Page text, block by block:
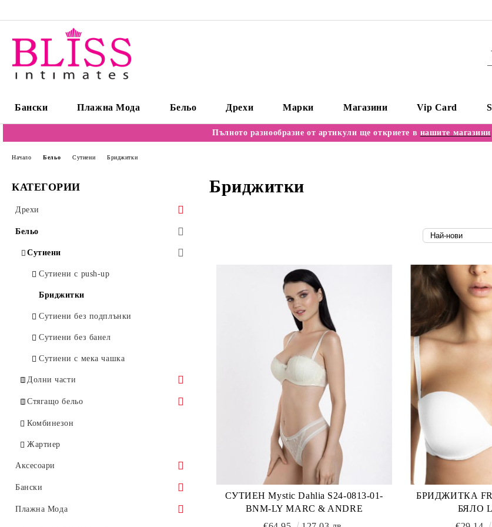
Бански Плажна Мода Бельо Дрехи Марки Магазини Vip Card
Пълното разнообразие от артикули ще откриете в нашите магазини
КАТЕГОРИИ
Дрехи
Пуловери
Блузи/Бодита
Поли
Панталони
Бельо
Сутиени
Сутиени с push-up
Бриджитки
Сутиени без подплънки
Сутиени без банел
Сутиени с мека чашка
Долни части
Бикини
Прашки
Бразилиани
Стягащо бельо
Стягащ колан
Комбинезон
Жартиер
Аксесоари
Шалове
Чанти
Бански
Бански от две части
Плажна Мода
Начало Бельо Сутиени Бриджитки
Бриджитки
СУТИЕН Mystic Dahlia S24-0813-01-
BNM-LY MARC & ANDRE
БРИДЖИТКА
БЯЛО